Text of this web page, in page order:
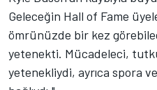
Geleceğin Hall of Fame
ömrünüzde bir kez
yetenekti. Mücadeleci,
yetenekliydi, ayrıca spora